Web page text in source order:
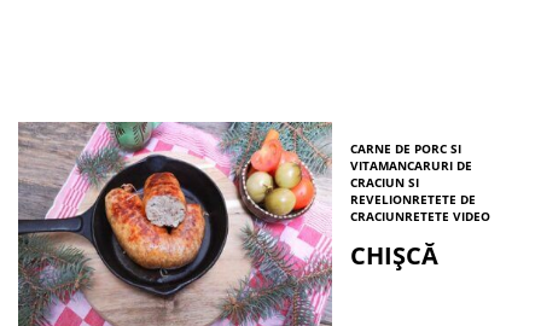
CARNE DE PORC SI
VITAMANCARURI DE
CRACIUN SI
REVELIONRETETE DE
CRACIUNRETETE VIDEO
CHIȘCĂ